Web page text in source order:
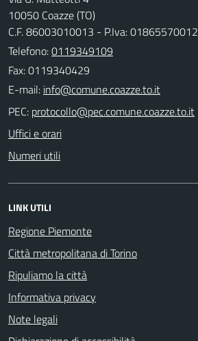
10050 Coazze (TO)
C.F. 86003010013 - P.Iva: 01865570012
Telefono:0119349109
Fax: 0119340429
E-mail:
PEC:
Uffici e orari
Numeri utili
LINK UTILI
Regione Piemonte
Città metropolitana di Torino
Ripuliamo la città
Informativa privacy
Note legali